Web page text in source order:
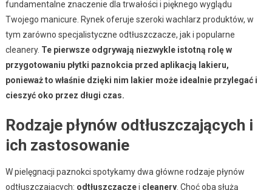
fundamentalne znaczenie dla trwałości i pięknego wyglądu
Twojego manicure. Rynek oferuje szeroki wachlarz produktów, w
tym zarówno specjalistyczne odtłuszczacze, jak i popularne
cleanery. Te pierwsze odgrywają niezwykle istotną rolę w
przygotowaniu płytki paznokcia przed aplikacją lakieru,
ponieważ to właśnie dzięki nim lakier może idealnie przylegać i
cieszyć oko przez długi czas.
Rodzaje płynów odtłuszczających i
ich zastosowanie
W pielęgnacji paznokci spotykamy dwa główne rodzaje płynów
odtłuszczających: odtłuszczaczei cleanery. Choć oba służą